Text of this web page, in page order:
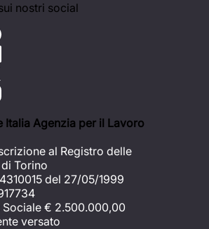
nostri social
Italia Agenzia per il Lavoro
al Registro delle
Torino
del 27/05/1999
€ 2.500.000,00
versato